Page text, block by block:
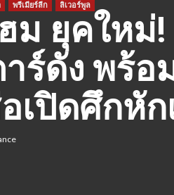
พรีเมียร์ลีก ลิเวอร์พูล
ม ยุคใหม่!
ร์ดัง พร้อ
เปิดศึกหัก